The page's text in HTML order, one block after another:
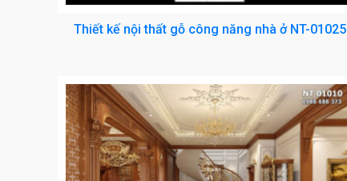
Thiết kế nội thất gỗ công năng nhà ở NT-01025